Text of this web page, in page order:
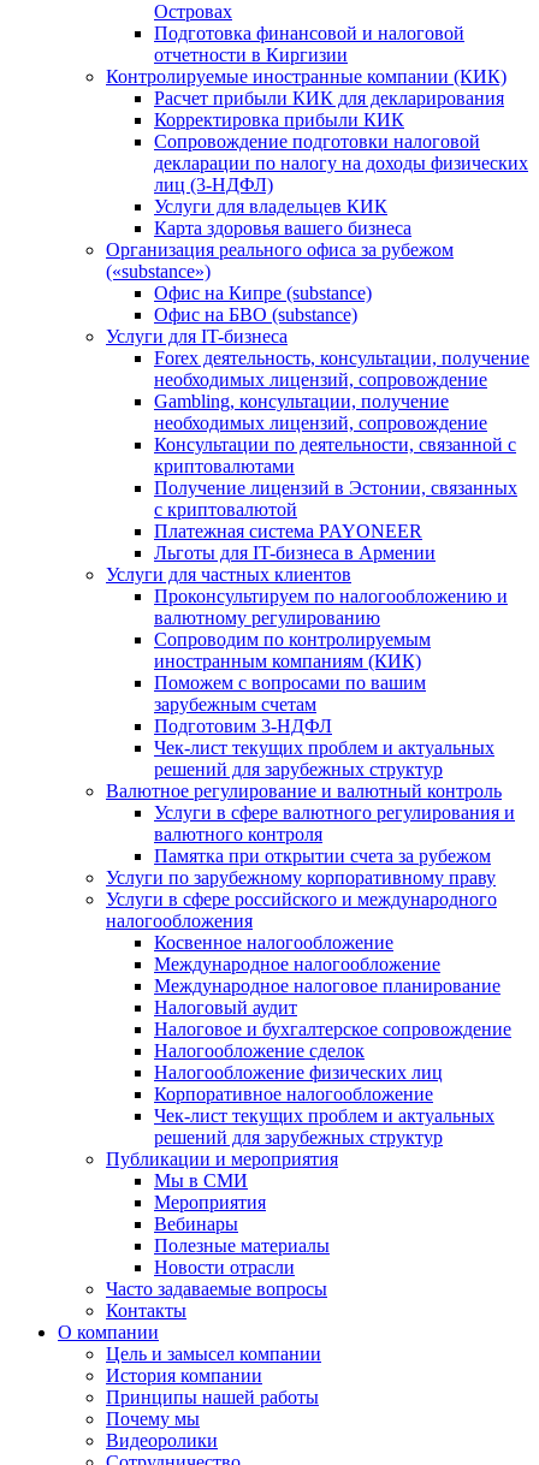
Островах
Подготовка финансовой и налоговой
отчетности в Киргизии
Контролируемые иностранные компании (КИК)
Расчет прибыли КИК для декларирования
Корректировка прибыли КИК
Сопровождение подготовки налоговой
декларации по налогу на доходы физических
лиц (3-НДФЛ)
Услуги для владельцев КИК
Карта здоровья вашего бизнеса
Организация реального офиса за рубежом
(«substance»)
Офис на Кипре (substance)
Офис на БВО (substance)
Услуги для IT-бизнеса
Forex деятельность, консультации, получение
необходимых лицензий, сопровождение
Gambling, консультации, получение
необходимых лицензий, сопровождение
Консультации по деятельности, связанной с
криптовалютами
Получение лицензий в Эстонии, связанных
с криптовалютой
Платежная система PAYONEER
Льготы для IT-бизнеса в Армении
Услуги для частных клиентов
Проконсультируем по налогообложению и
валютному регулированию
Сопроводим по контролируемым
иностранным компаниям (КИК)
Поможем с вопросами по вашим
зарубежным счетам
Подготовим 3-НДФЛ
Чек-лист текущих проблем и актуальных
решений для зарубежных структур
Валютное регулирование и валютный контроль
Услуги в сфере валютного регулирования и
валютного контроля
Памятка при открытии счета за рубежом
Услуги по зарубежному корпоративному праву
Услуги в сфере российского и международного
налогообложения
Косвенное налогообложение
Международное налогообложение
Международное налоговое планирование
Налоговый аудит
Налоговое и бухгалтерское сопровождение
Налогообложение сделок
Налогообложение физических лиц
Корпоративное налогообложение
Чек-лист текущих проблем и актуальных
решений для зарубежных структур
Публикации и мероприятия
Мы в СМИ
Мероприятия
Вебинары
Полезные материалы
Новости отрасли
Часто задаваемые вопросы
Контакты
О компании
Цель и замысел компании
История компании
Принципы нашей работы
Почему мы
Видеоролики